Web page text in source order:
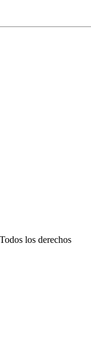
Todos los derechos